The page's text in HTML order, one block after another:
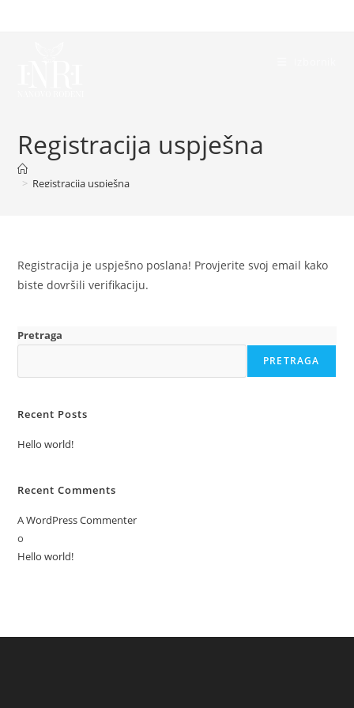
Registracija uspješna
> Registracija uspješna
Registracija je uspješno poslana! Provjerite svoj email kako
biste dovršili verifikaciju.
Pretraga
PRETRAGA
Recent Posts
Hello world!
Recent Comments
A WordPress Commenter
o
Hello world!